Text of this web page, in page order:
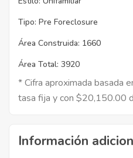
Tipo: Pre Foreclosure
Área Construida: 1660
Área Total: 3920
* Cifra aproximada basada
tasa fija y con $20,150.00
Información